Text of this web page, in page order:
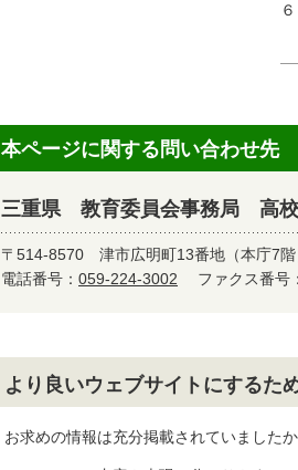
本ページに関する問い合わせ先
三重県 教育委員会事務局 高
〒514-8570 津市広明町13番地（本庁7階
電話番号： 059-224-3002 ファクス番
より良いウェブサイトにするた
お求めの情報は充分掲載されていましたか